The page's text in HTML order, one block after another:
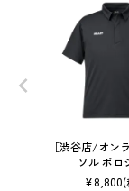
［渋谷店/オン
ソル ポロ
¥8,800(